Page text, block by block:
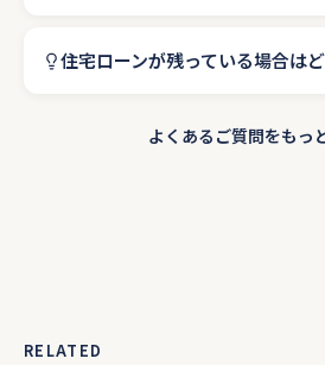
住宅ローンが残っている場合は
よくあるご質問をもっ
RELATED